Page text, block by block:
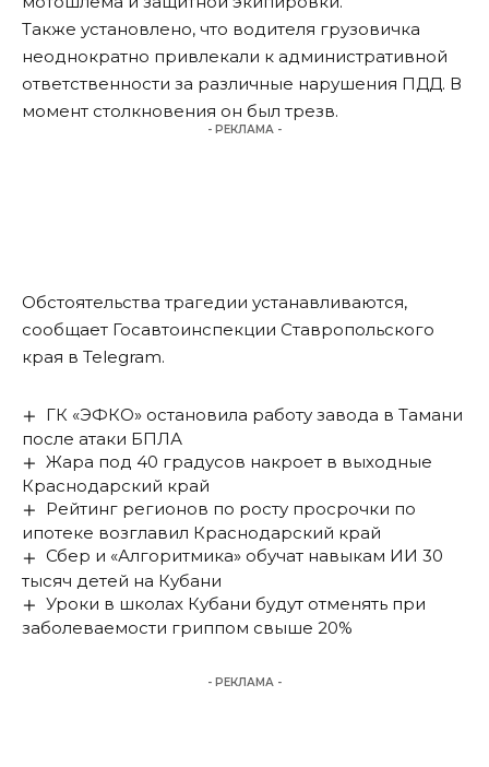
Также установлено, что водителя грузовичка
неоднократно привлекали к административной
ответственности за различные нарушения ПДД. В
момент столкновения он был трезв.
- РЕКЛАМА -
Обстоятельства трагедии устанавливаются,
сообщает Госавтоинспекции Ставропольского
края в Telegram.
ГК «ЭФКО» остановила работу завода в Тамани
после атаки БПЛА
Жара под 40 градусов накроет в выходные
Краснодарский край
Рейтинг регионов по росту просрочки по
ипотеке возглавил Краснодарский край
Сбер и «Алгоритмика» обучат навыкам ИИ 30
тысяч детей на Кубани
Уроки в школах Кубани будут отменять при
заболеваемости гриппом свыше 20%
- РЕКЛАМА -